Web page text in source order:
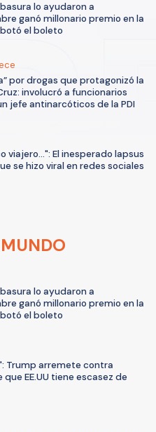
lo ayudaron a
ganó millonario premio en la
el boleto
por drogas que protagonizó la
involucró a funcionarios
jefe antinarcóticos de la PDI
viajero...": El inesperado lapsus
se hizo viral en redes sociales
lo ayudaron a
ganó millonario premio en la
el boleto
Trump arremete contra
EE.UU tiene escasez de